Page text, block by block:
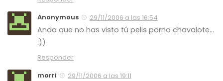
Anonymous
29/11/2006 a las 16:54
Anda que no has visto tú pelis porno chavalote…
:))
Responder
morri
29/11/2006 a las 19:11